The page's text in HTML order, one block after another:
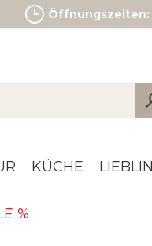
Öffnungszeiten:
KÜCHE
%